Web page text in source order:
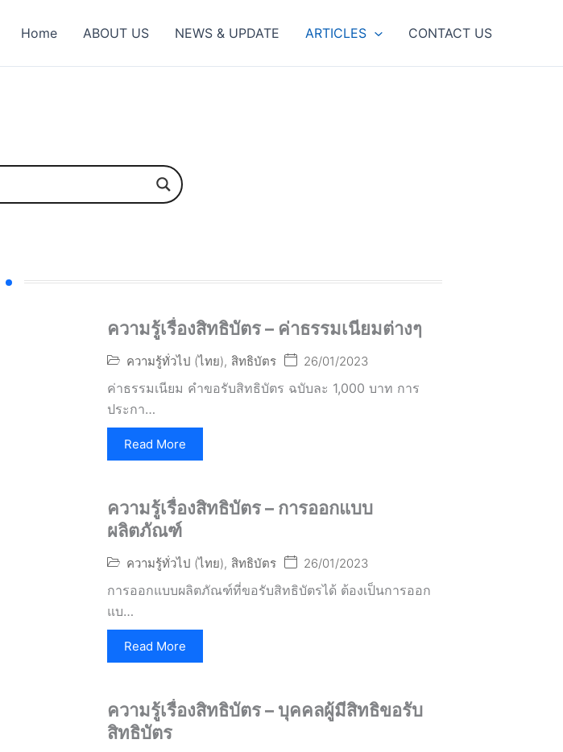
Home ABOUT US NEWS & UPDATE ARTICLES CONTACT US
ความรู้เรื่องสิทธิบัตร – ค่าธรรมเนียมต่างๆ
ความรู้ทั่วไป (ไทย), สิทธิบัตร 26/01/2023
ค่าธรรมเนียม คำขอรับสิทธิบัตร ฉบับละ 1,000 บาท การ
ประกา…
Read More
ความรู้เรื่องสิทธิบัตร – การออกแบบ
ผลิตภัณฑ์
ความรู้ทั่วไป (ไทย), สิทธิบัตร 26/01/2023
การออกแบบผลิตภัณฑ์ที่ขอรับสิทธิบัตรได้ ต้องเป็นการออก
แบ…
Read More
ความรู้เรื่องสิทธิบัตร – บุคคลผู้มีสิทธิขอรับ
สิทธิบัตร